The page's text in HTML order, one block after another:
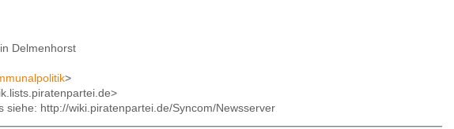
Delmenhorst
>
http://wiki.piratenpartei.de/Syncom/Newsserver